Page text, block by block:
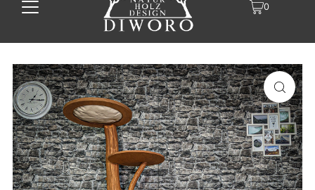
0